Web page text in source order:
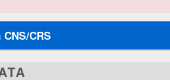
CRS